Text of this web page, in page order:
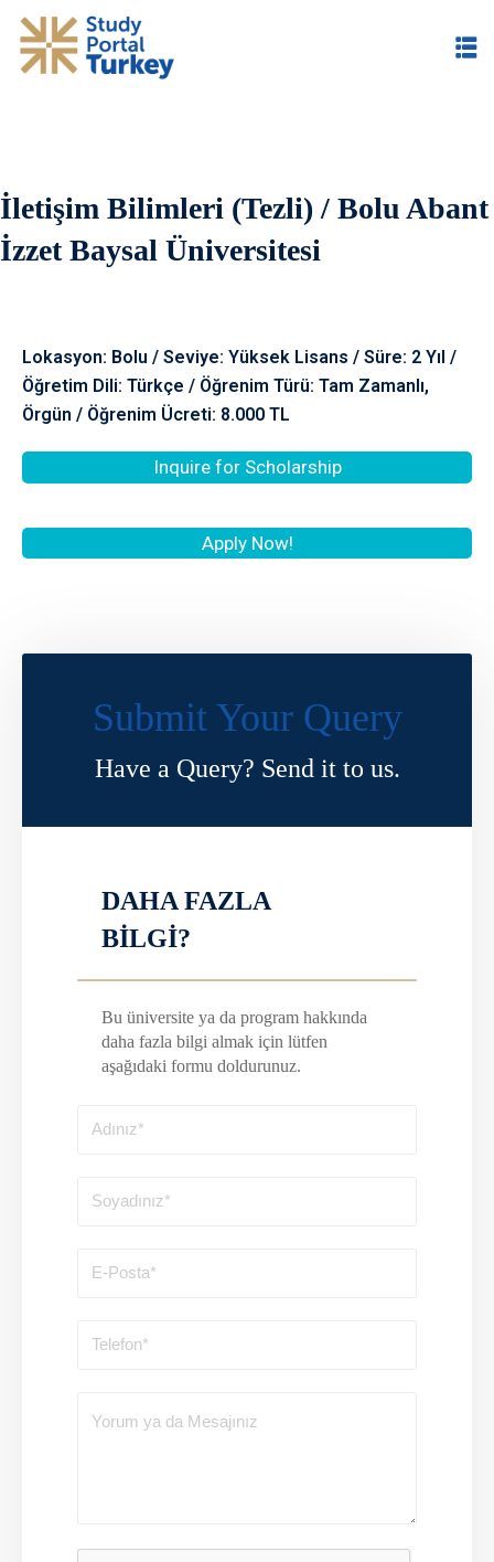
İletişim Bilimleri (Tezli) / Bolu Abant
İzzet Baysal Üniversitesi
Lokasyon: Bolu / Seviye: Yüksek Lisans / Süre: 2 Yıl /
Öğretim Dili: Türkçe / Öğrenim Türü: Tam Zamanlı,
Örgün / Öğrenim Ücreti: 8.000 TL
Inquire for Scholarship
Apply Now!
Submit Your Query
Have a Query? Send it to us.
DAHA FAZLA
BİLGİ?
Bu üniversite ya da program hakkında
daha fazla bilgi almak için lütfen
aşağıdaki formu doldurunuz.